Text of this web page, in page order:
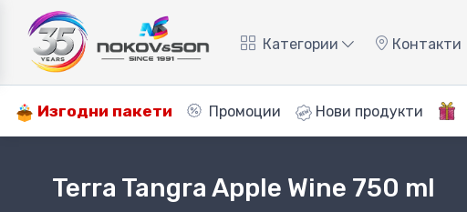
Категории Контакти
Изгодни пакети Промоции Нови продукти
Terra Tangra Apple Wine 750 ml